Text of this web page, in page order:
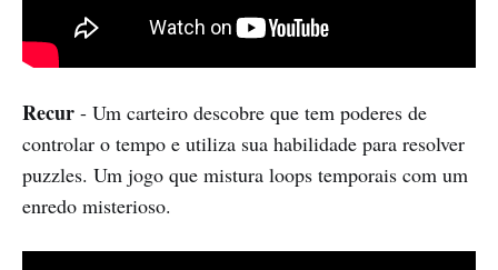
Recur - Um carteiro descobre que tem poderes de
controlar o tempo e utiliza sua habilidade para resolver
puzzles. Um jogo que mistura loops temporais com um
enredo misterioso.